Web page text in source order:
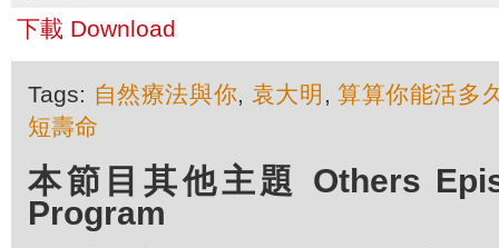
下載 Download
Tags: 自然療法與你, 袁大明 ,算算你能活多
短壽命
本節目其他主題 Others
Program